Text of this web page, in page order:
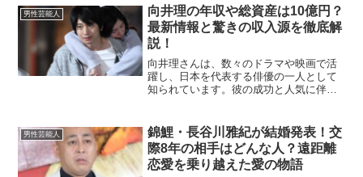
自宅マンションに3日連続で宿泊していた
ことや、二人が...
男性芸能人
向井理の年収や総資産は10億円？
最新情報と驚きの収入源を徹底解
説！
向井理さんは、数々のドラマや映画で活
躍し、日本を代表する俳優の一人として
知られています。彼の成功と人気に伴
向井理さんの年収や総資産について、予
想を含めて詳しく解説してい...
男性芸能人
錦鯉・長谷川雅紀が結婚発表！交
際8年の相手はどんな人？遠距離
恋愛を乗り越えた愛の物語